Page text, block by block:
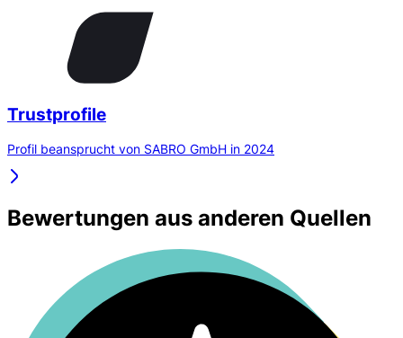
Trustprofile
Profil beansprucht von SABRO GmbH in 2024
Bewertungen aus anderen Quellen